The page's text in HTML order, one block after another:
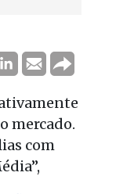
mercado.
com